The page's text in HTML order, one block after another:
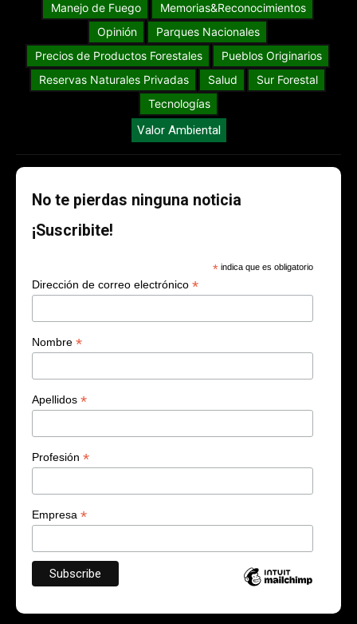
Manejo de Fuego
Memorias&Reconocimientos
Opinión
Parques Nacionales
Precios de Productos Forestales
Pueblos Originarios
Reservas Naturales Privadas
Salud
Sur Forestal
Tecnologías
Valor Ambiental
No te pierdas ninguna noticia
¡Suscribite!
* indica que es obligatorio
Dirección de correo electrónico *
Nombre *
Apellidos *
Profesión *
Empresa *